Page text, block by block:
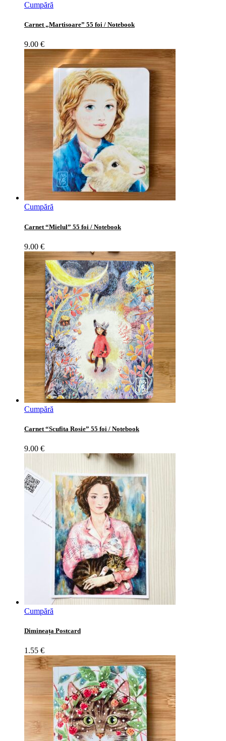
Cumpără
Carnet „Martisoare” 55 foi / Notebook
9.00 €
Cumpără
Carnet “Mielul” 55 foi / Notebook
9.00 €
Cumpără
Carnet “Scufita Rosie” 55 foi / Notebook
9.00 €
Cumpără
Dimineața Postcard
1.55 €